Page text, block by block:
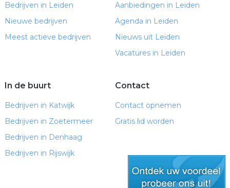
Bedrijven in Leiden
Nieuwe bedrijven
Meest actieve bedrijven
Aanbiedingen in Leiden
Agenda in Leiden
Nieuws uit Leiden
Vacatures in Leiden
In de buurt
Bedrijven in Katwijk
Bedrijven in Zoetermeer
Bedrijven in Denhaag
Bedrijven in Rijswijk
Contact
Contact opnemen
Gratis lid worden